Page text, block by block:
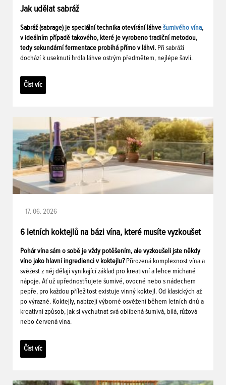
Jak udělat sabráž
Sabráž (sabrage) je speciální technika otevírání láhve šumivého vína,
v ideálním případě takového, které je vyrobeno tradiční metodou,
tedy sekundární fermentace probíhá přímo v láhvi. Při sabráži
dochází k useknutí hrdla láhve ostrým předmětem, nejlépe šavlí.
Číst víc
17. 06. 2026
6 letních koktejlů na bázi vína, které musíte vyzkoušet
Pohár vína sám o sobě je vždy potěšením, ale vyzkoušeli jste někdy
víno jako hlavní ingredienci v koktejlu? Přirozená komplexnost vína a
svěžest z něj dělají vynikající základ pro kreativní a lehce míchané
nápoje. Ať už upřednostňujete šumivé, ovocné nebo s nádechem
pepře, pro každou příležitost existuje vinný koktejl. Od klasických až
po výrazné. Koktejly, nabízejí výborné osvěžení během letních dnů a
kreativní způsob, jak si vychutnat svá oblíbená šumivá, bílá, růžová
nebo červená vína.
Číst víc